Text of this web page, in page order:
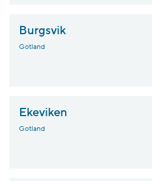
Burgsvik
Gotland
Ekeviken
Gotland